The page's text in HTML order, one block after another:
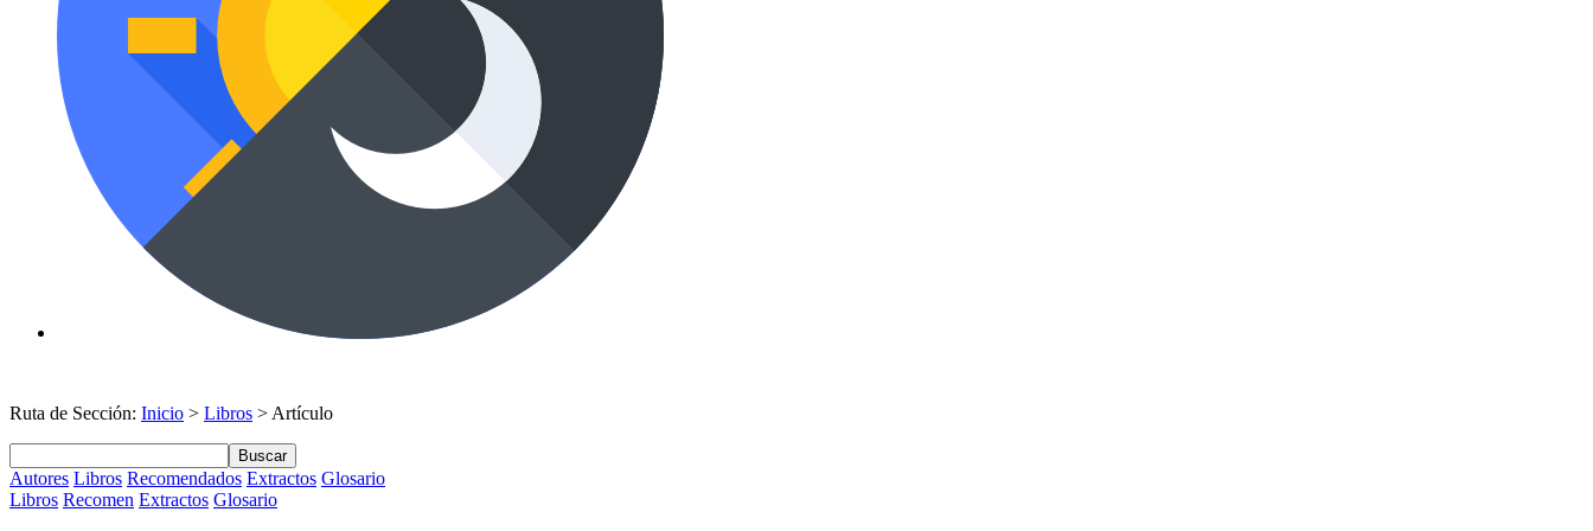
Ruta de Sección: Inicio > Libros > Artículo
Buscar
Autores Libros Recomendados Extractos Glosario
Libros Recomen Extractos Glosario